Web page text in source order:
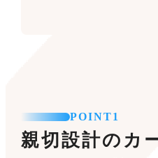
POINT1
親切設計のカ